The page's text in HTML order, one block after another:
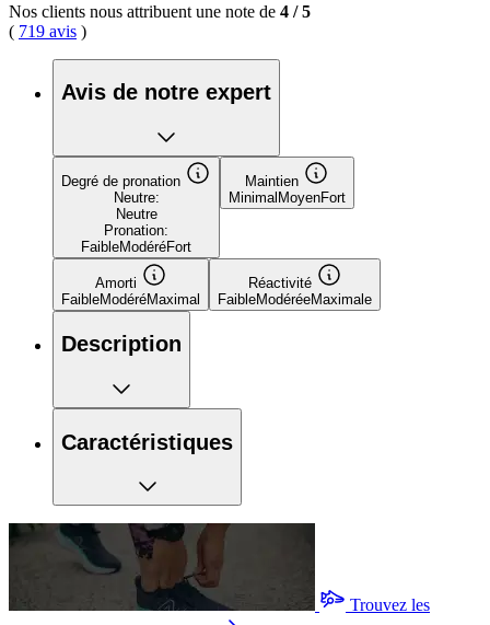
Nos clients nous attribuent une note de 4 /5
( 719 avis )
Avis de notre expert
Degré de pronation
Neutre:
Neutre
Pronation:
FaibleModéréFort
Maintien
Minimal MoyenFort
Amorti
FaibleModéréMaximal
Réactivité
FaibleModéréeMaximale
Description
Caractéristiques
Trouvez les